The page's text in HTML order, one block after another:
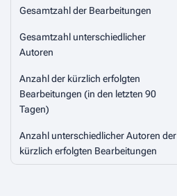
Gesamtzahl der Bearbeitungen
Gesamtzahl unterschiedlicher
Autoren
Anzahl der kürzlich erfolgten
Bearbeitungen (in den letzten 90
Tagen)
Anzahl unterschiedlicher Autoren der
kürzlich erfolgten Bearbeitungen